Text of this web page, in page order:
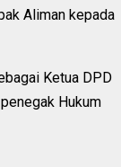
Aliman kepada
Ketua DPD
Hukum